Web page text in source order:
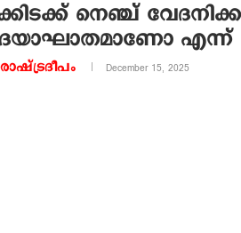
നെഞ്ച്
എന്ന്
രാഷ്ട്രദീപം December 15, 2025